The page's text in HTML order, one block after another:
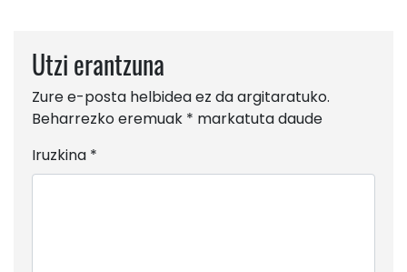
Utzi erantzuna
Zure e-posta helbidea ez da argitaratuko.
Beharrezko eremuak * markatuta daude
Iruzkina *